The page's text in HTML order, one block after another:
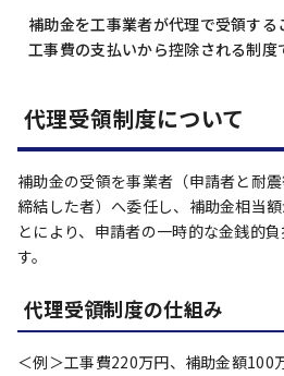
補助金を工事業者が代理で受領す
工事費の支払いから控除される制度
代理受領制度について
補助金の受領を事業者（申請者と耐
締結した者）へ委任し、補助金相当
とにより、申請者の一時的な金銭的
す。
代理受領制度の仕組み
＜例＞工事費220万円、補助金額100